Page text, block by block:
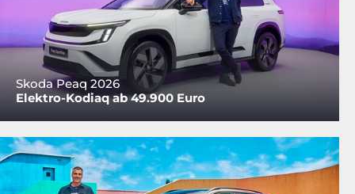
Skoda Peaq 2026
Elektro-Kodiaq ab 49.900 Euro